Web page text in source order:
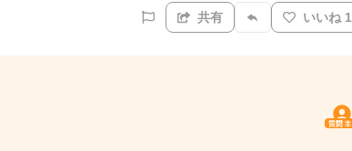
共有 いいね 1
質問主